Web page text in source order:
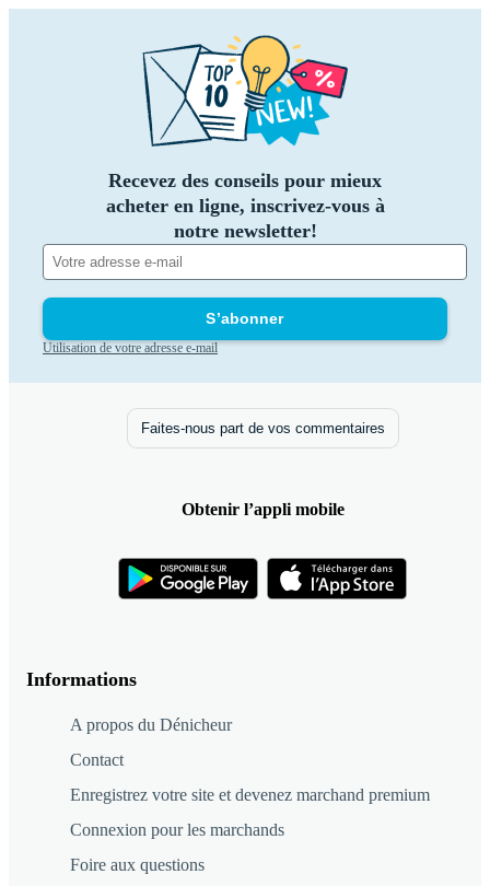
Recevez des conseils pour mieux
acheter en ligne, inscrivez-vous à
notre newsletter!
S’abonner
Utilisation de votre adresse e-mail
Informations
A propos du Dénicheur
Contact
Enregistrez votre site et devenez marchand premium
Connexion pour les marchands
Foire aux questions
Faites-nous part de vos commentaires
Obtenir l’appli mobile